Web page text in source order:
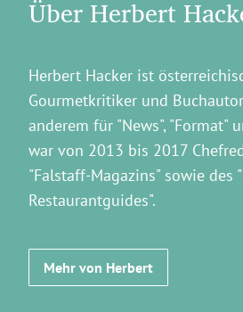
Über Herbert
Herbert Hacker ist
Gourmetkritiker und
anderem für "News", "Format"
war von 2013 bis 2017
"Falstaff-Magazins" sowie des
Restaurantguides".
Mehr von Herbert